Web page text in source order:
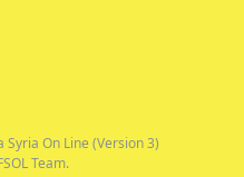
On Line (Version 3)
Team.